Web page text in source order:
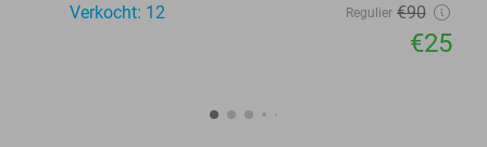
Verkocht: 12
Regulier €90
€25